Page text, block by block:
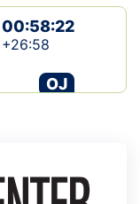
00:58:22
+26:58
OJ